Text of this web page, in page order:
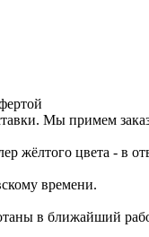
Мы примем
жёлтого цвета - в
времени.
в ближайший